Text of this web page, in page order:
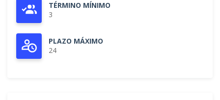
TÉRMINO MÍNIMO
3
PLAZO MÁXIMO
24